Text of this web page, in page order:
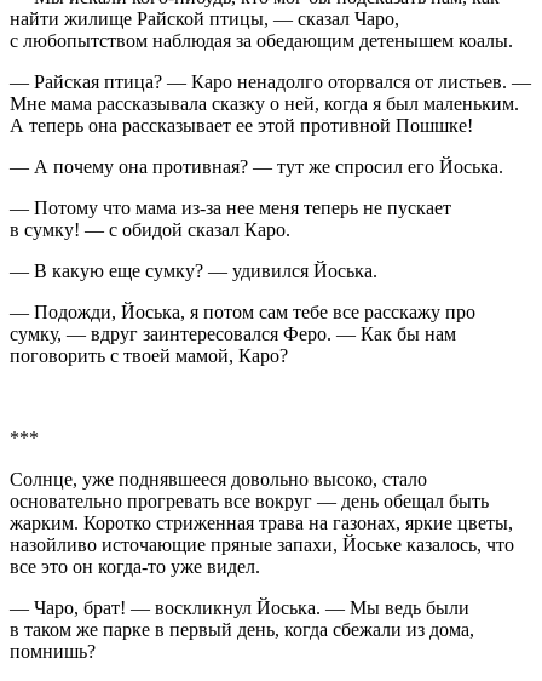
найти жилище Райской птицы, — сказал Чаро,
с любопытством наблюдая за обедающим детенышем коалы.
— Райская птица? — Каро ненадолго оторвался от листьев. —
Мне мама рассказывала сказку о ней, когда я был маленьким.
А теперь она рассказывает ее этой противной Пошшке!
— А почему она противная? — тут же спросил его Йоська.
— Потому что мама из-за нее меня теперь не пускает
в сумку! — с обидой сказал Каро.
— В какую еще сумку? — удивился Йоська.
— Подожди, Йоська, я потом сам тебе все расскажу про
сумку, — вдруг заинтересовался Феро. — Как бы нам
поговорить с твоей мамой, Каро?
***
Солнце, уже поднявшееся довольно высоко, стало
основательно прогревать все вокруг — день обещал быть
жарким. Коротко стриженная трава на газонах, яркие цветы,
назойливо источающие пряные запахи, Йоське казалось, что
все это он когда-то уже видел.
— Чаро, брат! — воскликнул Йоська. — Мы ведь были
в таком же парке в первый день, когда сбежали из дома,
помнишь?